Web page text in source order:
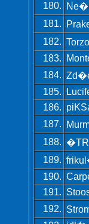
180.
181.
182.
183.
184.
185.
186.
187.
188.
189.
190.
191.
192.